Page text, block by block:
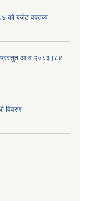
को बजेट वक्तव्य
प्रस्तुत आ.व‍ २०८३।८४
विवरण